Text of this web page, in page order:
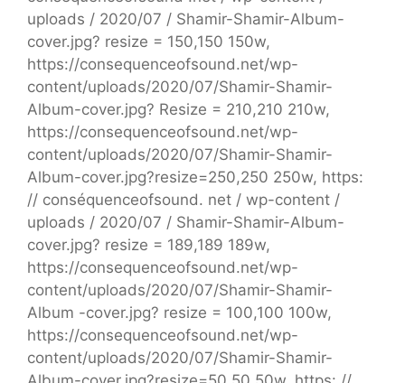
uploads / 2020/07 / Shamir-Shamir-Album-
cover.jpg? resize = 150,150 150w,
https://consequenceofsound.net/wp-
content/uploads/2020/07/Shamir-Shamir-
Album-cover.jpg? Resize = 210,210 210w,
https://consequenceofsound.net/wp-
content/uploads/2020/07/Shamir-Shamir-
Album-cover.jpg?resize=250,250 250w, https:
// conséquenceofsound. net / wp-content /
uploads / 2020/07 / Shamir-Shamir-Album-
cover.jpg? resize = 189,189 189w,
https://consequenceofsound.net/wp-
content/uploads/2020/07/Shamir-Shamir-
Album -cover.jpg? resize = 100,100 100w,
https://consequenceofsound.net/wp-
content/uploads/2020/07/Shamir-Shamir-